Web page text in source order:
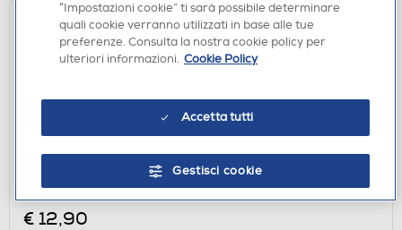
SBS - ECITADVGADVIK
€ 12,90
“Impostazioni cookie” ti sarà possibile determinare
quali cookie verranno utilizzati in base alle tue
preferenze. Consulta la nostra cookie policy per
ulteriori informazioni. Cookie Policy
Accetta tutti
Gestisci cookie